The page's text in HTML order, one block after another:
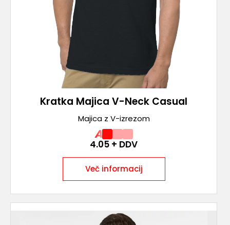
Kratka Majica V-Neck Casual
Majica z V-izrezom
A
4.05 + DDV
Več informacij